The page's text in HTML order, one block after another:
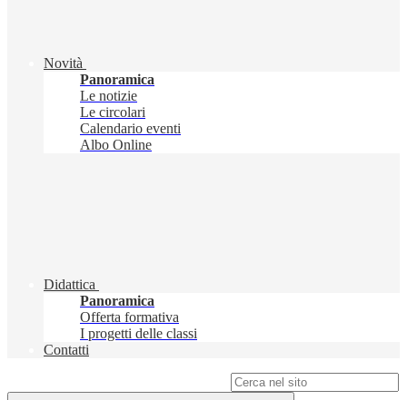
Novità
Panoramica
Le notizie
Le circolari
Calendario eventi
Albo Online
Didattica
Panoramica
Offerta formativa
I progetti delle classi
Contatti